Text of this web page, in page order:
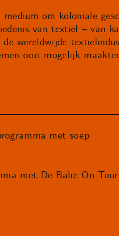
om koloniale
van textiel – van
wereldwijde
ooit mogelijk
met soep
met De Balie On Tour